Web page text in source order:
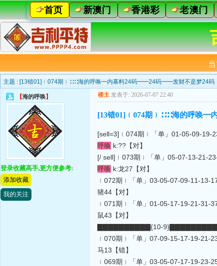
首页 新澳门 香港彩 老澳门
主题 : [13错01]﹛074期﹜∷∷海的呼唤━内幕料24码━━24码━━发财不是梦24码
【海的呼唤】
登录收藏高手,更方便参考:
添加收藏
我的关注
楼主 发表于: 2026-07-07 22:40
[13错01]﹛074期﹜∷∷海的呼唤
[sell=3]﹛074期﹜「单」01-05-09-
呼唤 k:??【对】
[/ sell]﹛073期﹜「单」05-07-13-21-
呼唤 k:龙27【对】
﹛072期﹜「单」03-05-07-09-11-13-
猪44【对】
﹛071期﹜「单」01-05-17-19-21-31-
鼠43【对】
▇▇▇▇▇▇▇▇▇▇{10-
﹛070期﹜「单」07-09-15-17-19-21-
马13【错】
﹛069期﹜「单」03-05-07-17-19-23-